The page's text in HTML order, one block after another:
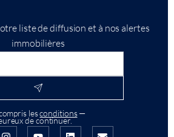
liste de diffusion et à nos alertes
immobilières
lesconditions—
de continuer.